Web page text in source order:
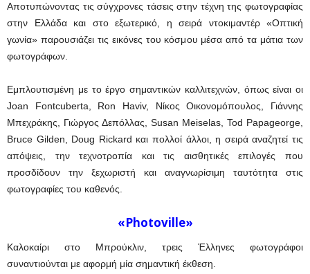
Αποτυπώνοντας τις σύγχρονες τάσεις στην τέχνη της φωτογραφίας
στην Ελλάδα και στο εξωτερικό, η σειρά ντοκιμαντέρ «Οπτική
γωνία» παρουσιάζει τις εικόνες του κόσμου μέσα από τα μάτια των
φωτογράφων.
Εμπλουτισμένη με το έργο σημαντικών καλλιτεχνών, όπως είναι οι
Joan Fontcuberta, Ron Haviv, Νίκος Οικονομόπουλος, Γιάννης
Μπεχράκης, Γιώργος Δεπόλλας, Susan Meiselas, Tod Papageorge,
Bruce Gilden, Doug Rickard και πολλοί άλλοι, η σειρά αναζητεί τις
απόψεις, την τεχνοτροπία και τις αισθητικές επιλογές που
προσδίδουν την ξεχωριστή και αναγνωρίσιμη ταυτότητα στις
φωτογραφίες του καθενός.
«Photoville»
Καλοκαίρι στο Μπρούκλιν, τρεις Έλληνες φωτογράφοι
συναντιούνται με αφορμή μία σημαντική έκθεση.